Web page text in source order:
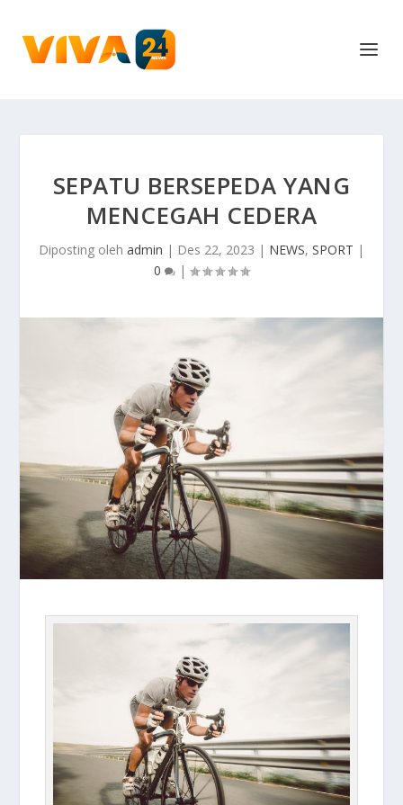
SEPATU BERSEPEDA YANG
MENCEGAH CEDERA
Diposting oleh admin | Des 22, 2023 | NEWS, SPORT |
0
|